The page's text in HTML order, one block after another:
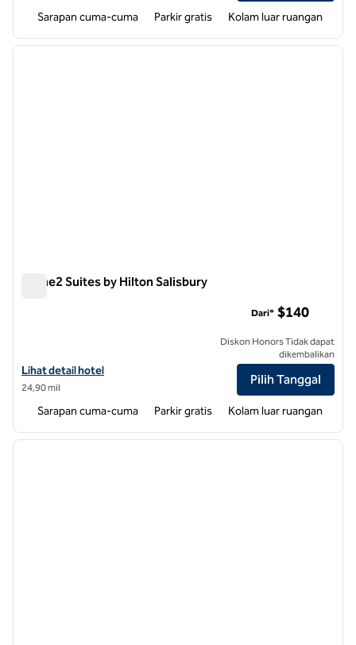
Sarapan cuma-cuma Parkir gratis Kolam luar ruangan
1 dari 12
Home2 Suites by Hilton Salisbury
Lihat detail hotel untuk Home2 Suites by Hilton Salisbury
Lihat detail hotel
24,90 mil
Dari* $140
Diskon Honors Tidak dapat
dikembalikan
Pilih Tanggal
Sarapan cuma-cuma Parkir gratis Kolam luar ruangan
1 dari 12